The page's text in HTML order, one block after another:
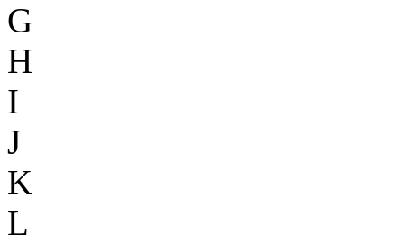
G
H
I
J
K
L